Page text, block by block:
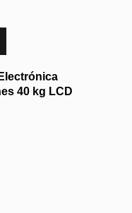
40 kg LCD